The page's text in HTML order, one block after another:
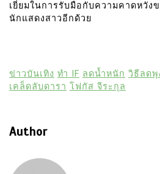
เยี่ยมในการรับมือกับความคาดหวัง
นักแสดงสาวอีกด้วย
ข่าวบันเทิง ทำ IF ลดน้ำหนัก วิธีลดพุ
เคล็ดลับดารา โฟกัส จีระกุล
Author